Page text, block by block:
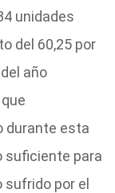
unidades
del 60,25 por
año
durante esta
suficiente para
por el